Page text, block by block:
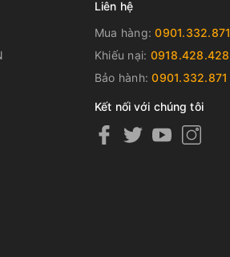
Liên hệ
Mua hàng:0901.332.871
Khiếu nại: 0918.428.428
Bảo hành:0901.332.871
Kết nối với chúng tôi